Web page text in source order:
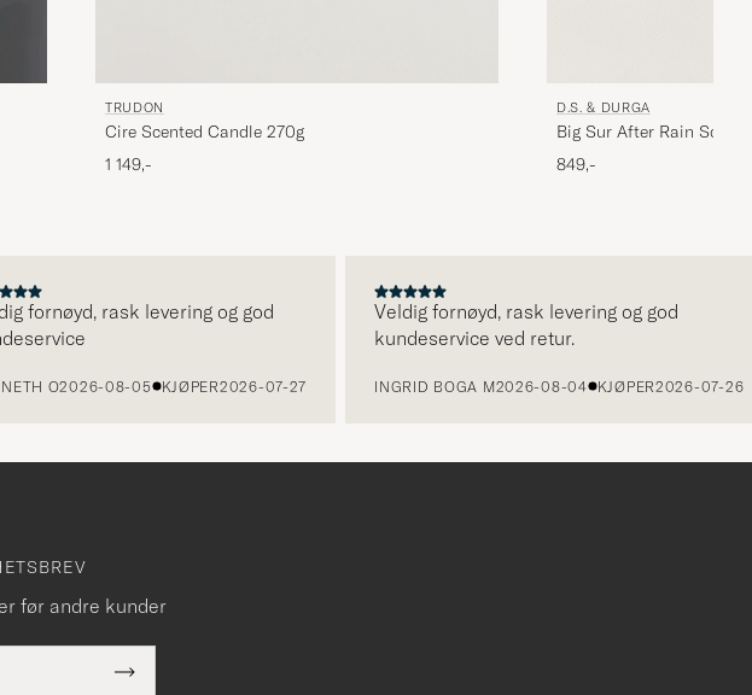
TRUDON
Cire Scented Candle 270g
1 149,-
D.S. & DURGA
Big Sur After Rain
849,-
fornøyd, rask levering og god
O2026-08-05 KJØPER2026-07-27
Veldig fornøyd, rask levering og god
kundeservice ved retur.
INGRID BOGA M2026-08-04 KJØPER2026-07-26
før andre kunder
Submit